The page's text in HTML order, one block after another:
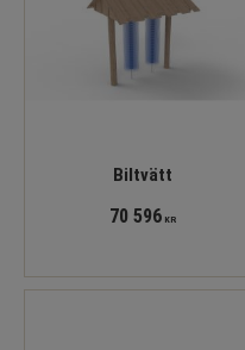
Biltvätt
70 596KR